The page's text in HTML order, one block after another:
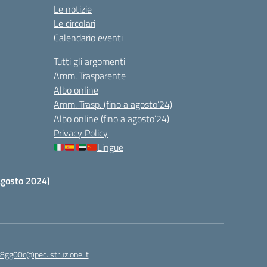
Le notizie
Le circolari
Calendario eventi
Tutti gli argomenti
Amm. Trasparente
Albo online
Amm. Trasp. (fino a agosto’24)
Albo online (fino a agosto’24)
Privacy Policy
Lingue
2024)